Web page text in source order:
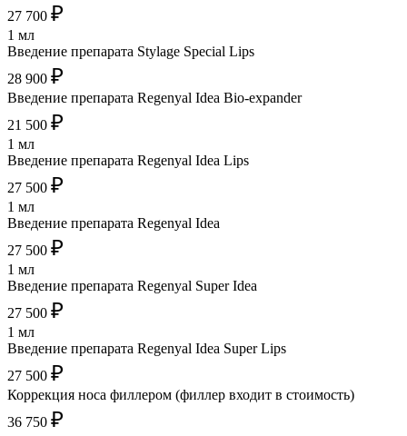
27 700 ₽
1 мл
Введение препарата Stylage Special Lips
28 900 ₽
Введение препарата Regenyal Idea Bio-expander
21 500 ₽
1 мл
Введение препарата Regenyal Idea Lips
27 500 ₽
1 мл
Введение препарата Regenyal Idea
27 500 ₽
1 мл
Введение препарата Regenyal Super Idea
27 500 ₽
1 мл
Введение препарата Regenyal Idea Super Lips
27 500 ₽
Коррекция носа филлером (филлер входит в стоимость)
36 750 ₽